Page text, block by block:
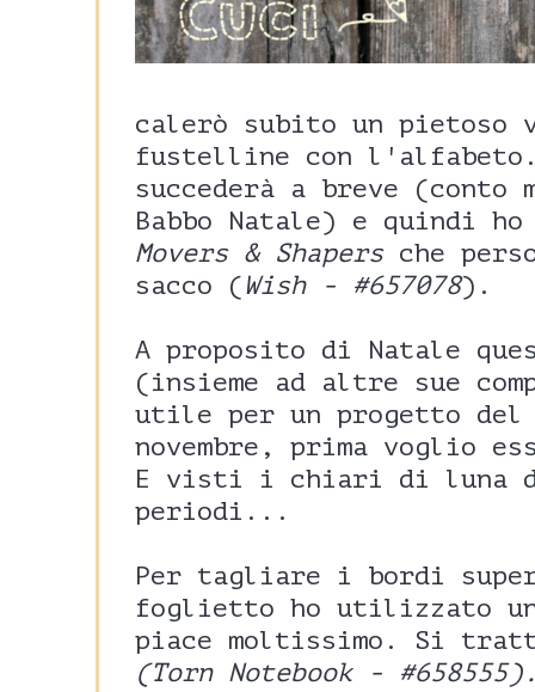
calerò subito un pietoso
fustelline con l'alfabeto.
succederà a breve
Babbo Natale) e quindi
Movers & Shapersche
sacco (Wish - #657078).
A proposito di Natale
(insieme ad altre sue
utile per un progetto
novembre, prima voglio
E visti i chiari di luna
periodi...
Per tagliare i bordi
foglietto ho utilizzato
piace moltissimo. Si
(Torn Notebook -